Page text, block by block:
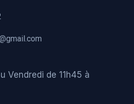
Vendredi de 11h45 à